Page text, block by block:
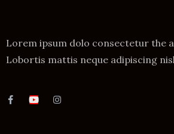
Lorem ipsum dolo consectetur the
Lobortis mattis neque adipiscing